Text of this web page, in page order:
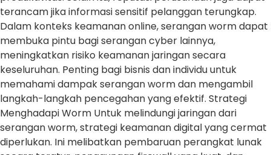
terancam jika informasi sensitif pelanggan terungkap.
Dalam konteks keamanan online, serangan worm dapat
membuka pintu bagi serangan cyber lainnya,
meningkatkan risiko keamanan jaringan secara
keseluruhan. Penting bagi bisnis dan individu untuk
memahami dampak serangan worm dan mengambil
langkah-langkah pencegahan yang efektif. Strategi
Menghadapi Worm Untuk melindungi jaringan dari
serangan worm, strategi keamanan digital yang cermat
diperlukan. Ini melibatkan pembaruan perangkat lunak